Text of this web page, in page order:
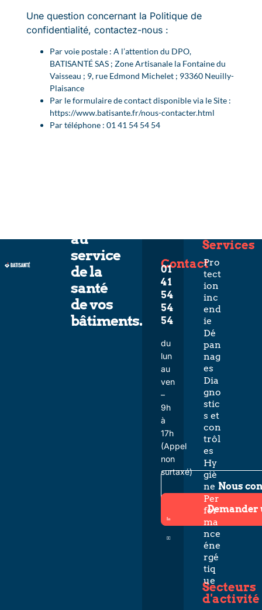
Une question concernant la Politique de
confidentialité, contactez-nous :
Par voie postale : A l’attention du DPO,
BATISANTÉ SAS ; Zone Artisanale la Fontaine du
Vaisseau ; 9, rue Edmond Michelet ; 93360 Neuilly-
Plaisance
Par le formulaire de contact disponible via le Site :
https://www.batisante.fr/nous-contacter.html
Par téléphone : 01 41 54 54 54
au
service
de la
santé
de vos
bâtiments.
Contact
01
41
54
54
54
du
lun
au
ven
–
9h
à
17h
(Appel
non
surtaxé)
Nous
Demander
Services
Pro
tect
ion
inc
end
ie
Dé
pan
nag
es
Dia
gno
stic
s et
con
trôl
es
Hy
giè
ne
Per
for
ma
nce
éne
rgé
tiq
ue
Secteurs
d'activité